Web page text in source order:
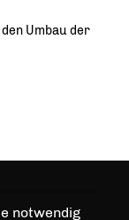
Umbau der
notwendig